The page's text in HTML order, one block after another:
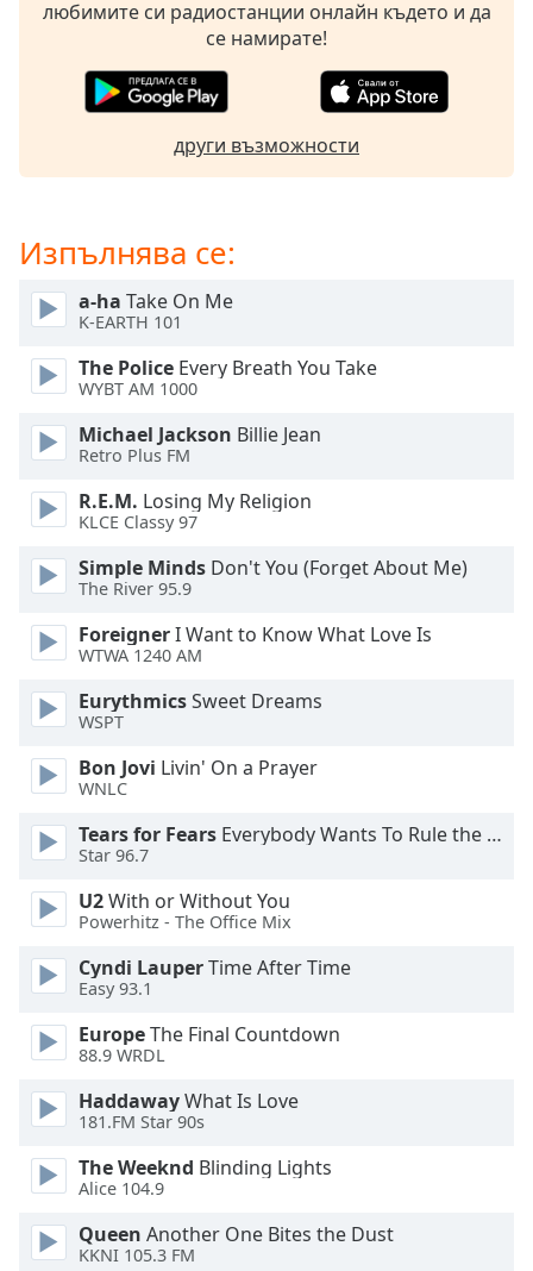
and
the
window.
Text
Background
Color
Area
Background
Color
Opacity
Font
Text
Style
Font
Family
Done
Close
любимите си радиостанции онлайн където и да
се намирате!
други възможности
Изпълнява се:
a-ha Take On Me
K-EARTH 101
The Police Every Breath You Take
WYBT AM 1000
Michael Jackson Billie Jean
Retro Plus FM
R.E.M. Losing My Religion
KLCE Classy 97
Simple Minds Don't You (Forget About Me)
The River 95.9
ForeignerI Want to Know What Love Is
WTWA 1240 AM
EurythmicsSweet Dreams
WSPT
Bon Jovi Livin' On a Prayer
WNLC
Tears for Fears Everybody Wants To Rule the World
Star 96.7
U2With or Without You
Powerhitz - The Office Mix
Cyndi LauperTime After Time
Easy 93.1
EuropeThe Final Countdown
88.9 WRDL
HaddawayWhat Is Love
181.FM Star 90s
The Weeknd Blinding Lights
Alice 104.9
Queen Another One Bites the Dust
KKNI 105.3 FM